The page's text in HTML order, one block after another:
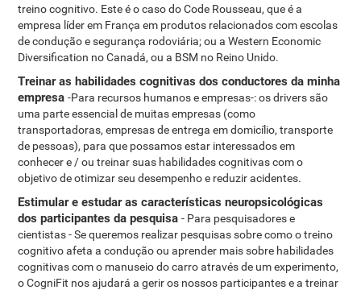
treino cognitivo. Este é o caso do Code Rousseau, que é a
empresa líder em França em produtos relacionados com escolas
de condução e segurança rodoviária; ou a Western Economic
Diversification no Canadá, ou a BSM no Reino Unido.
Treinar as habilidades cognitivas dos conductores da minha
empresa-Para recursos humanos e empresas-: os drivers são
uma parte essencial de muitas empresas (como
transportadoras, empresas de entrega em domicílio, transporte
de pessoas), para que possamos estar interessados ​​em
conhecer e / ou treinar suas habilidades cognitivas com o
objetivo de otimizar seu desempenho e reduzir acidentes.
Estimular e estudar as características neuropsicológicas
dos participantes da pesquisa- Para pesquisadores e
cientistas - Se queremos realizar pesquisas sobre como o treino
cognitivo afeta a condução ou aprender mais sobre habilidades
cognitivas com o manuseio do carro através de um experimento,
o CogniFit nos ajudará a gerir os nossos participantes e a treinar